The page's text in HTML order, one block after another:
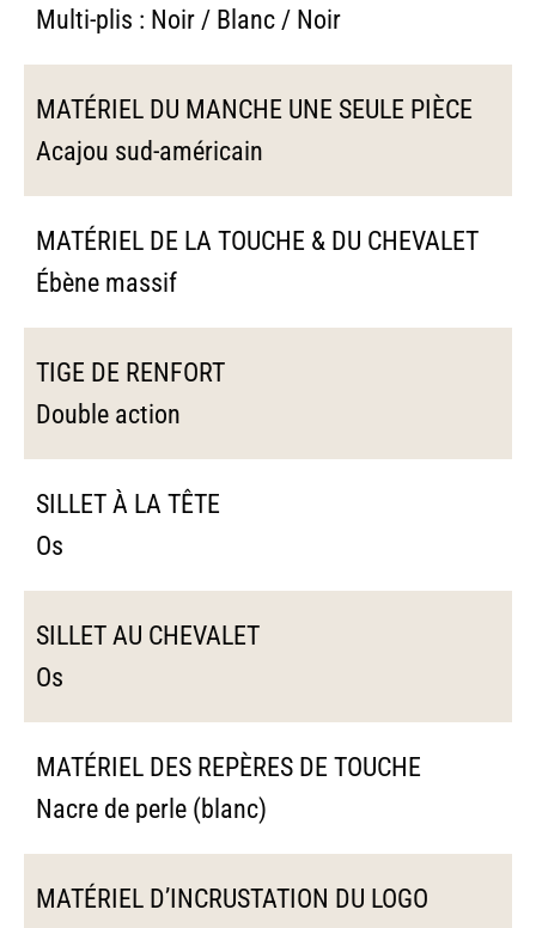
Multi-plis : Noir / Blanc / Noir
MATÉRIEL DU MANCHE UNE SEULE PIÈCE
Acajou sud-américain
MATÉRIEL DE LA TOUCHE & DU CHEVALET
Ébène massif
TIGE DE RENFORT
Double action
SILLET À LA TÊTE
Os
SILLET AU CHEVALET
Os
MATÉRIEL DES REPÈRES DE TOUCHE
Nacre de perle (blanc)
MATÉRIEL D’INCRUSTATION DU LOGO